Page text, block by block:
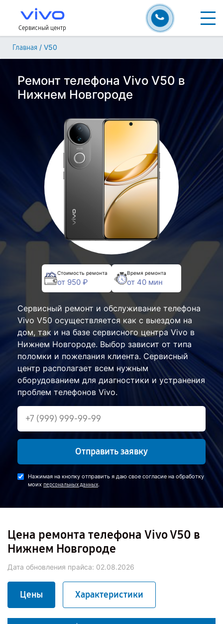
Сервисный центр
Главная / V50
Ремонт телефона Vivo V50 в
Нижнем Новгороде
Стоимость ремонта
от 950 ₽
Время ремонта
от 40 мин
Сервисный ремонт и обслуживание телефона
Vivo V50 осуществляется как с выездом на
дом, так и на базе сервисного центра Vivo в
Нижнем Новгороде. Выбор зависит от типа
поломки и пожелания клиента. Сервисный
центр располагает всем нужным
оборудованием для диагностики и устранения
проблем телефонов Vivo.
Отправить заявку
Нажимая на кнопку отправить я даю свое согласие на обработку
моих персональных данных.
Цена ремонта телефона Vivo V50 в
Нижнем Новгороде
Дата обновления прайса: 02.08.2026
Цены Характеристики